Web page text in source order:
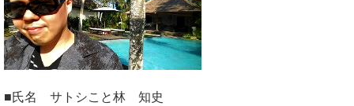
■氏名 サトシこと林 知史